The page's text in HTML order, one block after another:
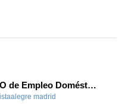
Graduación de TO de Empleo Doméstico
madrid